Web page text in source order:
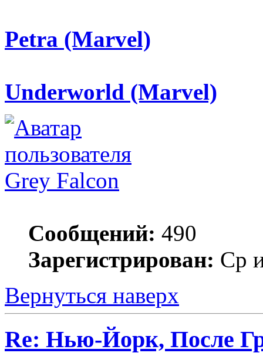
Petra (Marvel)
Underworld (Marvel)
Grey Falcon
Сообщений: 490
Зарегистрирован: Ср
Вернуться наверх
Re: Нью-Йорк, После